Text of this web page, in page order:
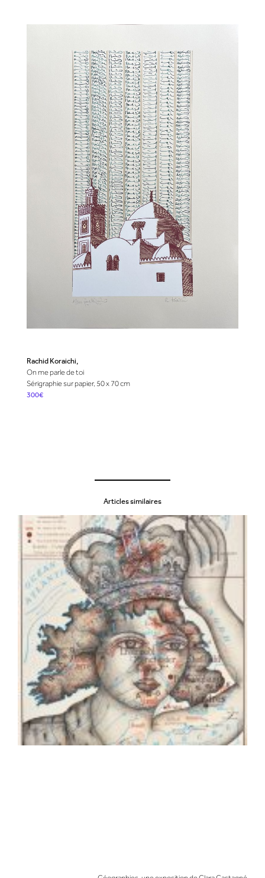
Rachid Koraichi,
On me parle de toi
Sérigraphie sur papier, 50 x 70 cm
300€
Articles similaires